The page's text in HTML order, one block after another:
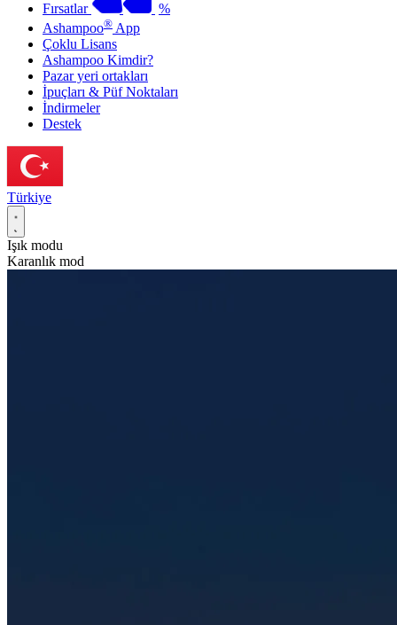
Fırsatlar
%
Ashampoo® App
Çoklu Lisans
Ashampoo Kimdir?
Pazar yeri ortakları
İpuçları & Püf Noktaları
İndirmeler
Destek
Türkiye
Işık modu
Karanlık mod